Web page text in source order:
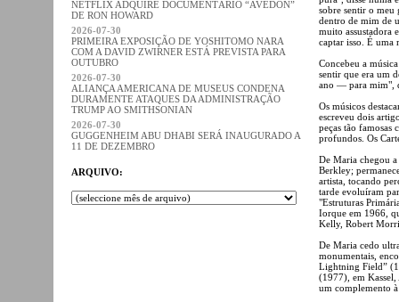
NETFLIX ADQUIRE DOCUMENTÁRIO “AVEDON”
DE RON HOWARD
2026-07-30
PRIMEIRA EXPOSIÇÃO DE YOSHITOMO NARA
COM A DAVID ZWIRNER ESTÁ PREVISTA PARA
OUTUBRO
2026-07-30
ALIANÇA AMERICANA DE MUSEUS CONDENA
DURAMENTE ATAQUES DA ADMINISTRAÇÃO
TRUMP AO SMITHSONIAN
2026-07-30
GUGGENHEIM ABU DHABI SERÁ INAUGURADO A
11 DE DEZEMBRO
ARQUIVO:
sobre sentir o meu
dentro de mim de
muito assustadora
captar isso. É uma
Concebeu a
sentir que era um
ano — para mim",
Os músicos
escreveu dois
peças tão famosas
profundos. Os
De Maria chegou
Berkley;
artista, tocando
tarde evoluíram
"Estruturas
Iorque em 1966,
Kelly, Robert
De Maria cedo
monumentais,
Lightning Field”
(1977), em
um complemento